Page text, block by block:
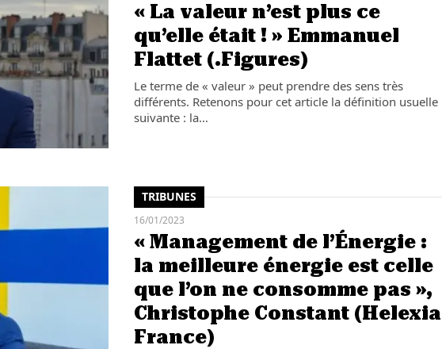
« La valeur n’est plus ce
qu’elle était ! » Emmanuel
Flattet (.Figures)
Le terme de « valeur » peut prendre des sens très
différents. Retenons pour cet article la définition usuelle
suivante : la…
TRIBUNES
16/01/2023
« Management de l’Énergie :
la meilleure énergie est celle
que l’on ne consomme pas »,
Christophe Constant (Helexia
France)